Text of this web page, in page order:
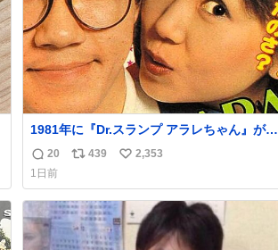
1981年に『Dr.スランプ アラレちゃん』が放
映開始された直後の鳥山明さんと、小山茉美
さんです。
返
信
数
20
リ
ス
ト
数
439
い
ね
数
2,353
1日前